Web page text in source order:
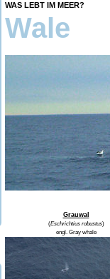
WAS LEBT IM MEER?
Wale
Grauwal
(Eschrichtius robustus)
engl. Gray whale